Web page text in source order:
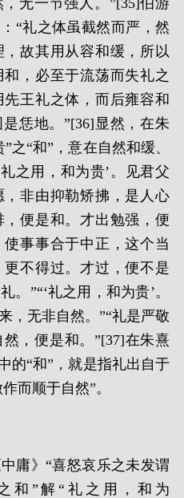
无一节强人。”[35]伯游
“礼之体虽截然而严，然
故其用从容和缓，所以
，必至于流荡而失礼之
王礼之体，而后雍容和
恁地。”[36]显然，在朱
之“和”，意在自然和缓、
之用，和为贵’。见君父
非由抑勒矫拂，是人心
便是和。才出勉强，便
事事合于中正，这个当
不得过。才过，便不是
”“‘礼之用，和为贵’。
，无非自然。”“礼是严敬
，便是和。”[37]在朱熹
的“和”，就是指礼出自于
而顺于自然”。
庸》“喜怒哀乐之未发谓
和”解“礼之用，和为